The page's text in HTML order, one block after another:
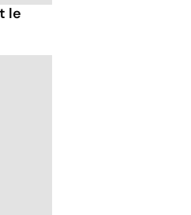
le